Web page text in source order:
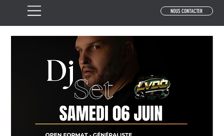
NOUS CONTACTER